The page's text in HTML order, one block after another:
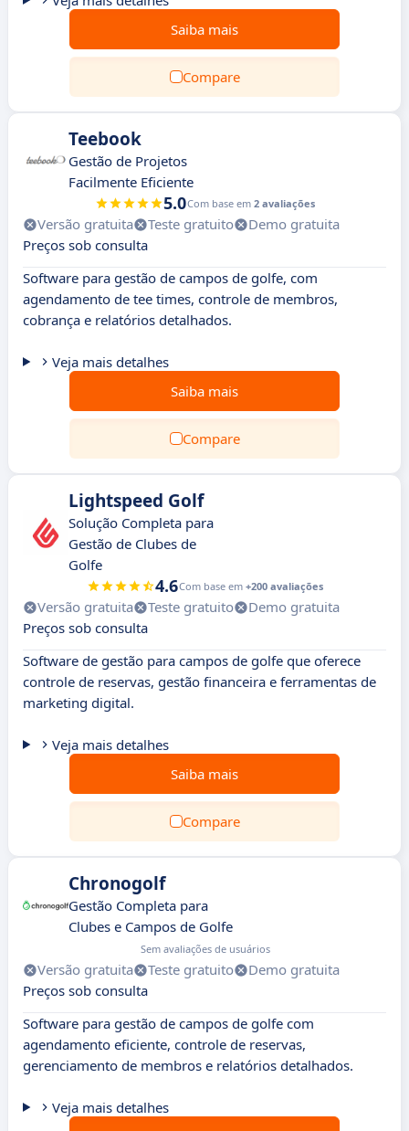
Saiba mais
Compare
Teebook
Gestão de Projetos
Facilmente Eficiente
5.0Com base em 2 avaliações
Versão gratuita Teste gratuito
Demo gratuita
Preços sob consulta
Software para gestão de campos de golfe, com
agendamento de tee times, controle de membros,
cobrança e relatórios detalhados.
Veja mais detalhes
Saiba mais
Compare
Lightspeed Golf
Solução Completa para
Gestão de Clubes de
Golfe
4.6Com base em +200 avaliações
Versão gratuita Teste gratuito
Demo gratuita
Preços sob consulta
Software de gestão para campos de golfe que oferece
controle de reservas, gestão financeira e ferramentas de
marketing digital.
Veja mais detalhes
Saiba mais
Compare
Chronogolf
Gestão Completa para
Clubes e Campos de Golfe
Sem avaliações de usuários
Versão gratuita Teste gratuito
Demo gratuita
Preços sob consulta
Software para gestão de campos de golfe com
agendamento eficiente, controle de reservas,
gerenciamento de membros e relatórios detalhados.
Veja mais detalhes